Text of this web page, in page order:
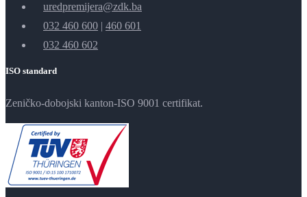
uredpremijera@zdk.ba
032 460 600 | 460 601
032 460 602
ISO standard
Zeničko-dobojski kanton-ISO 9001 certifikat.